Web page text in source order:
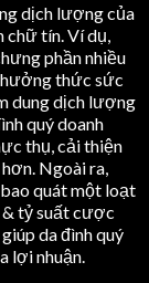
dịch lượng của
chữ tín. Ví dụ,
phần nhiều
thức sức
dung dịch lượng
quý doanh
thụ, cải thiện
Ngoài ra,
quát một loạt
& tỷ suất cược
da đình quý
lợi nhuận.